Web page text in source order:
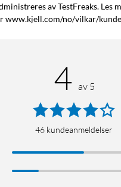
av en besøkende
eller bevegelse oppdages.
som er viktigst
til bare å
av TestFreaks. Les
www.kjell.com/no/vilkar/
4 av 5
46 kundeanmeldelser